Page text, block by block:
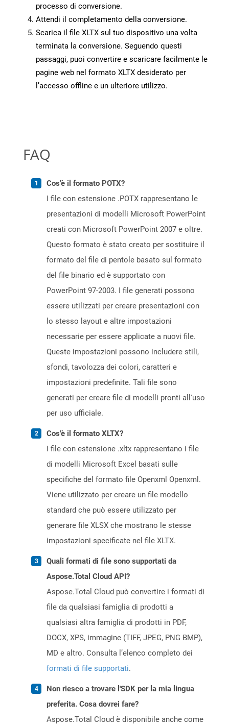
processo di conversione.
Attendi il completamento della conversione.
Scarica il file XLTX sul tuo dispositivo una volta
terminata la conversione. Seguendo questi
passaggi, puoi convertire e scaricare facilmente le
pagine web nel formato XLTX desiderato per
l’accesso offline e un ulteriore utilizzo.
FAQ
Cos'è il formato POTX?
I file con estensione .POTX rappresentano le
presentazioni di modelli Microsoft PowerPoint
creati con Microsoft PowerPoint 2007 e oltre.
Questo formato è stato creato per sostituire il
formato del file di pentole basato sul formato
del file binario ed è supportato con
PowerPoint 97-2003. I file generati possono
essere utilizzati per creare presentazioni con
lo stesso layout e altre impostazioni
necessarie per essere applicate a nuovi file.
Queste impostazioni possono includere stili,
sfondi, tavolozza dei colori, caratteri e
impostazioni predefinite. Tali file sono
generati per creare file di modelli pronti all'uso
per uso ufficiale.
Cos'è il formato XLTX?
I file con estensione .xltx rappresentano i file
di modelli Microsoft Excel basati sulle
specifiche del formato file Openxml Openxml.
Viene utilizzato per creare un file modello
standard che può essere utilizzato per
generare file XLSX che mostrano le stesse
impostazioni specificate nel file XLTX.
Quali formati di file sono supportati da
Aspose.Total Cloud API?
Aspose.Total Cloud può convertire i formati di
file da qualsiasi famiglia di prodotti a
qualsiasi altra famiglia di prodotti in PDF,
DOCX, XPS, immagine (TIFF, JPEG, PNG BMP),
MD e altro. Consulta l’elenco completo dei
formati di file supportati.
Non riesco a trovare l'SDK per la mia lingua
preferita. Cosa dovrei fare?
Aspose.Total Cloud è disponibile anche come